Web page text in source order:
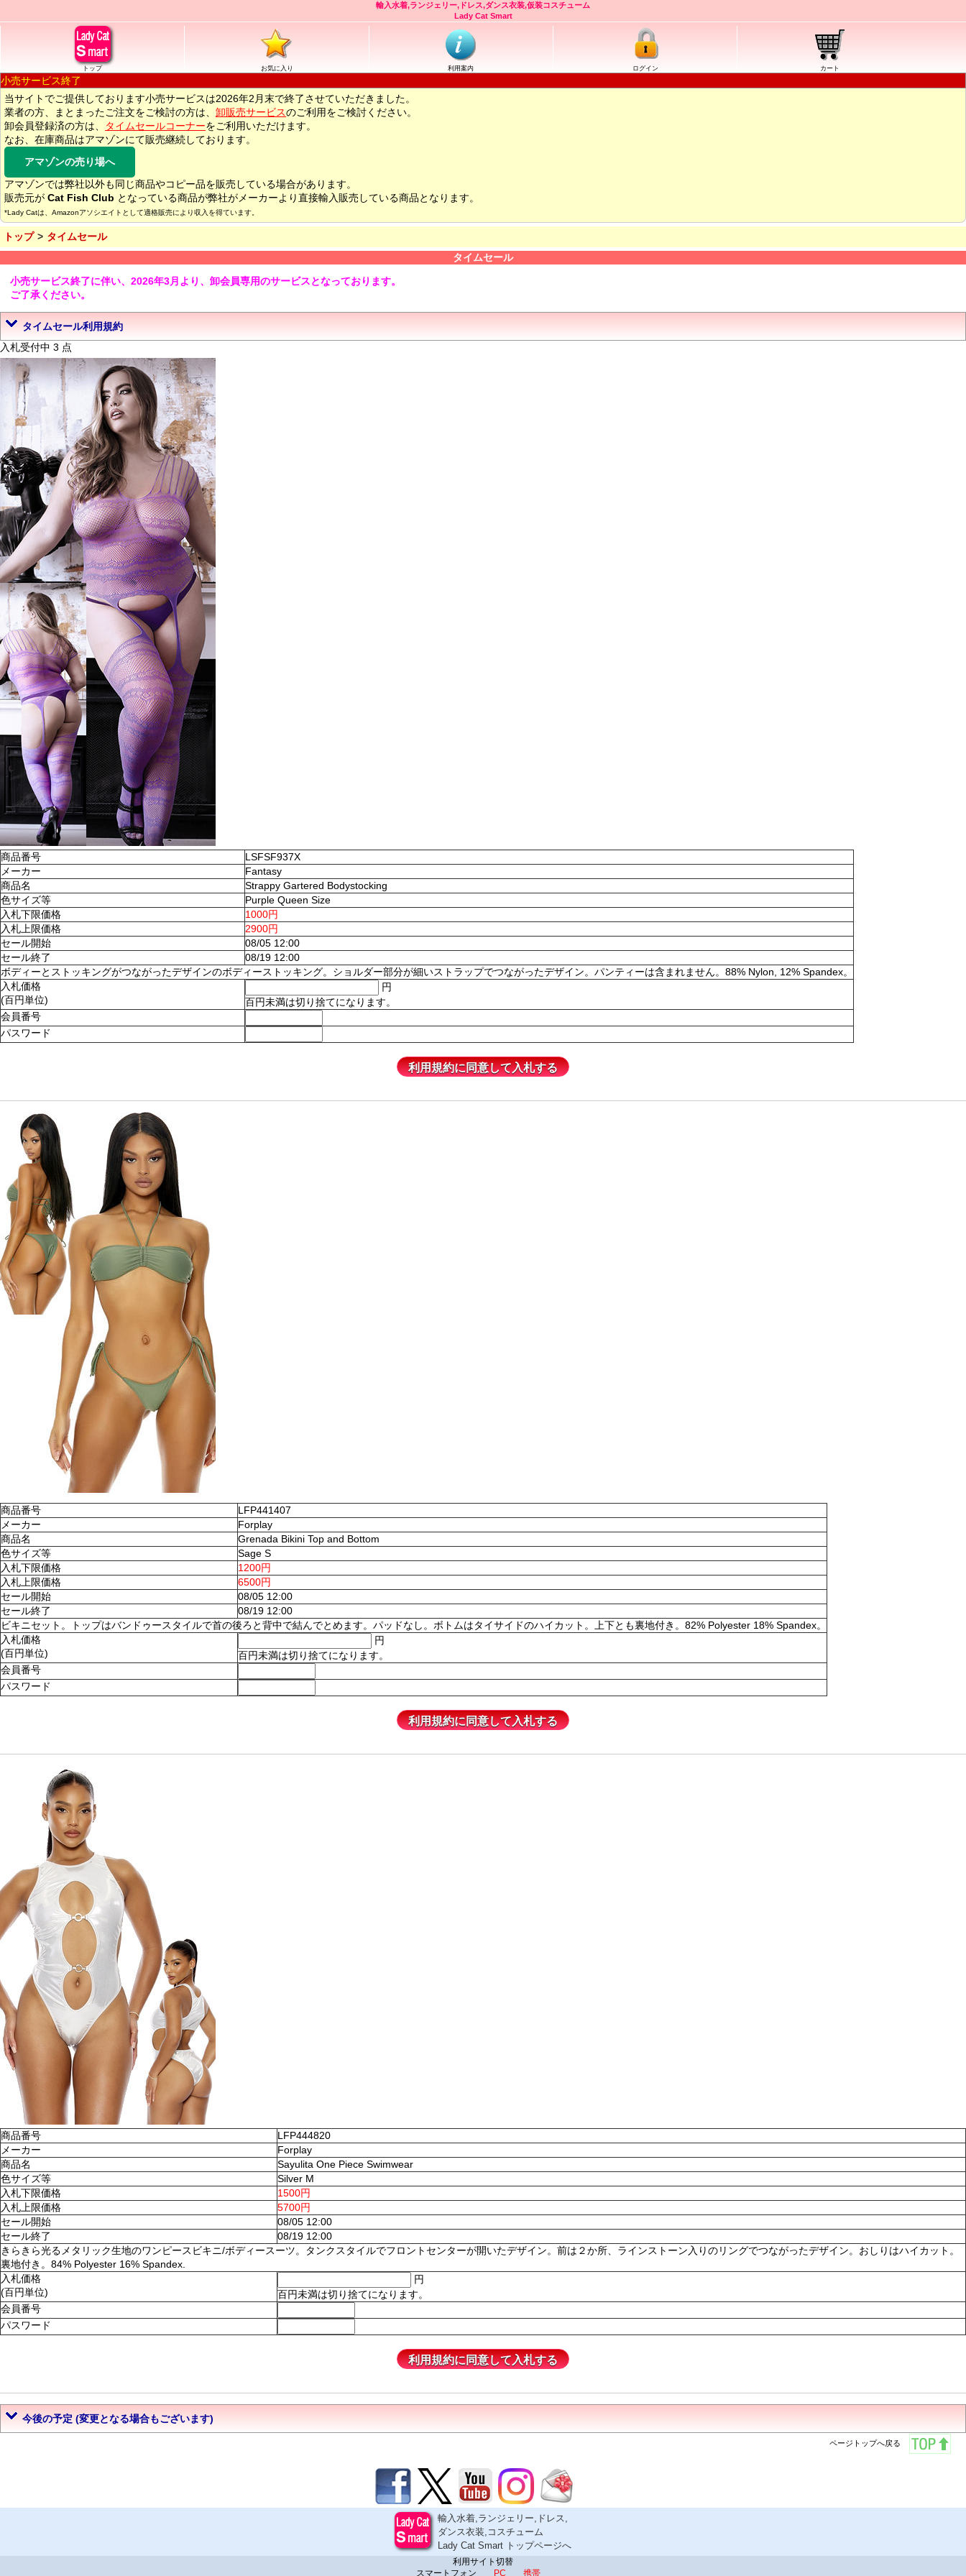
輸入水着,ランジェリー,ドレス,ダンス衣装,仮装コスチューム
Lady Cat Smart
トップ お気に入り 利用案内 ログイン カート
小売サービス終了
当サイトでご提供しております小売サービスは2026年2月末で終了させていただきました。
業者の方、まとまったご注文をご検討の方は、 卸販売サービスのご利用をご検討ください。
卸会員登録済の方は、
タイムセールコーナーをご利用いただけます。
なお、在庫商品はアマゾンにて販売継続しております。
アマゾンの売り場へ
アマゾンでは弊社以外も同じ商品やコピー品を販売している場合があります。
販売元が Cat Fish Club となっている商品が弊社がメーカーより直接輸入販売している商品となります。
*Lady Catは、Amazonアソシエイトとして適格販売により収入を得ています。
トップ
タイムセール
タイムセール
小売サービス終了に伴い、2026年3月より、卸会員専用のサービスとなっております。
ご了承ください。
タイムセール利用規約
入札受付中 3 点
商品番号
LSFSF937X
メーカー
Fantasy
商品名
Strappy Gartered Bodystocking
色サイズ等
Purple Queen Size
入札下限価格
1000円
入札上限価格
2900円
セール開始
08/05 12:00
セール終了
08/19 12:00
ボディーとストッキングがつながったデザインのボディーストッキング。ショルダー部分が細いストラップでつながったデザイン。パンティーは含まれません。88% Nylon, 12% Spandex。
入札価格
(百円単位)
円
百円未満は切り捨てになります。
会員番号
パスワード
商品番号
LFP441407
メーカー
Forplay
商品名
Grenada Bikini Top and Bottom
色サイズ等
Sage S
入札下限価格
1200円
入札上限価格
6500円
セール開始
08/05 12:00
セール終了
08/19 12:00
ビキニセット。トップはバンドゥースタイルで首の後ろと背中で結んでとめます。パッドなし。ボトムはタイサイドのハイカット。上下とも裏地付き。82% Polyester 18% Spandex。
入札価格
(百円単位)
円
百円未満は切り捨てになります。
会員番号
パスワード
商品番号
LFP444820
メーカー
Forplay
商品名
Sayulita One Piece Swimwear
色サイズ等
Silver M
入札下限価格
1500円
入札上限価格
5700円
セール開始
08/05 12:00
セール終了
08/19 12:00
きらきら光るメタリック生地のワンピースビキニ/ボディースーツ。タンクスタイルでフロントセンターが開いたデザイン。前は２か所、ラインストーン入りのリングでつながったデザイン。おしりはハイカット。
裏地付き。84% Polyester 16% Spandex.
入札価格
(百円単位)
円
百円未満は切り捨てになります。
会員番号
パスワード
今後の予定 (変更となる場合もございます)
ページトップへ戻る
輸入水着,ランジェリー,ドレス,
ダンス衣装,コスチューム
Lady Cat Smart トップページへ
利用サイト切替
スマートフォン
PC 携帯